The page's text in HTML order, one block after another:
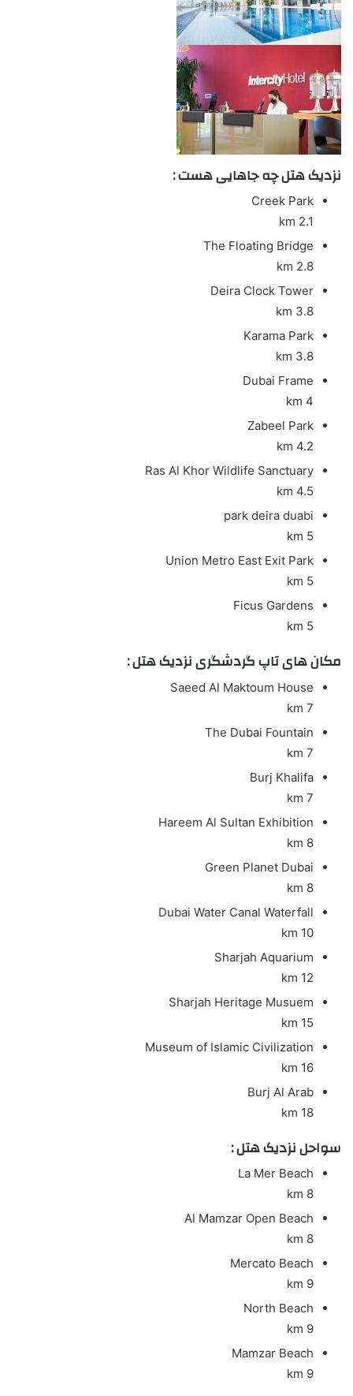
نزدیک هتل چه جاهایی هست :
Creek Park
2.1 km
The Floating Bridge
2.8 km
Deira Clock Tower
3.8 km
Karama Park
3.8 km
Dubai Frame
4 km
Zabeel Park
4.2 km
Ras Al Khor Wildlife Sanctuary
4.5 km
park deira duabi
5 km
Union Metro East Exit Park
5 km
Ficus Gardens
5 km
مکان های تاپ گردشگری نزدیک هتل :
Saeed Al Maktoum House
7 km
The Dubai Fountain
7 km
Burj Khalifa
7 km
Hareem Al Sultan Exhibition
8 km
Green Planet Dubai
8 km
Dubai Water Canal Waterfall
10 km
Sharjah Aquarium
12 km
Sharjah Heritage Musuem
15 km
Museum of Islamic Civilization
16 km
Burj Al Arab
18 km
سواحل نزدیک هتل :
La Mer Beach
8 km
Al Mamzar Open Beach
8 km
Mercato Beach
9 km
North Beach
9 km
Mamzar Beach
9 km